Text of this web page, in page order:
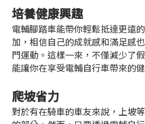
培養健康興趣
電輔腳踏車能帶你輕鬆抵達更遠
加，相信自己的成就感和滿足感
門運動。這樣一來，不僅減少了
能讓你在享受電輔自行車帶來的
爬坡省力
對於有在騎車的車友來說，上坡